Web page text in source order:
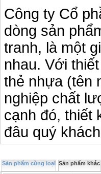
Công ty Cổ
dòng sản
tranh, là một
nhau. Với
thẻ nhựa (tên
nghiệp chất
cạnh đó, thiết
đâu quý
Sản phẩm cùng loại Sản phẩm khác